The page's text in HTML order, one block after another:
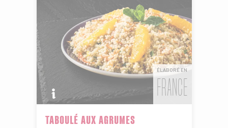
ÉLABORÉ EN
FRANCE
TABOULÉ AUX AGRUMES